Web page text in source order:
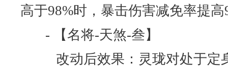
高于98%时，暴击伤害减免率提高
- 【名将-天煞-叁】
改动后效果：灵珑对处于定